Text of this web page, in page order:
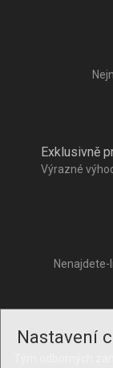
Nastavení
Exklusivně
Výrazné
Nenajdete-